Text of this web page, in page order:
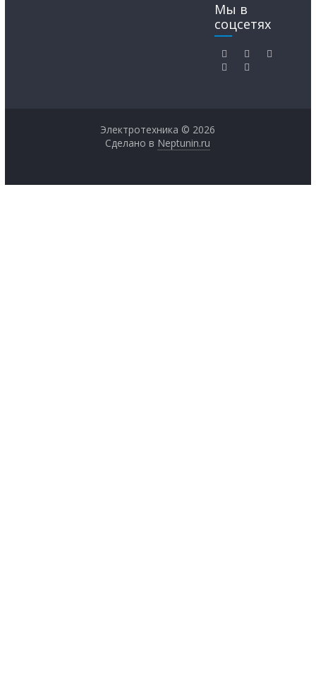
Мы в
соцсетях
Электротехника © 2026
Сделано в Neptunin.ru